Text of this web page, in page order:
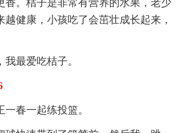
香。桔子是非常有营养的水果，老少
越健康，小孩吃了会茁壮成长起来，
最爱吃桔子。
春一起练投篮。